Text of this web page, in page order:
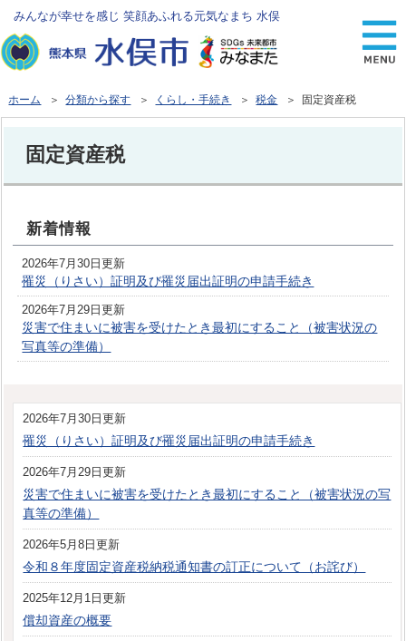
みんなが幸せを感じ 笑顔あふれる元気なまち 水俣
ホーム ＞分類から探す ＞ くらし・手続き ＞税金 ＞ 固定資産税
固定資産税
新着情報
2026年7月30日更新
罹災（りさい）証明及び罹災届出証明の申請手続き
2026年7月29日更新
災害で住まいに被害を受けたとき最初にすること（被害状況の
写真等の準備）
2026年7月30日更新
罹災（りさい）証明及び罹災届出証明の申請手続き
2026年7月29日更新
災害で住まいに被害を受けたとき最初にすること（被害状況の写
真等の準備）
2026年5月8日更新
令和８年度固定資産税納税通知書の訂正について（お詫び）
2025年12月1日更新
償却資産の概要